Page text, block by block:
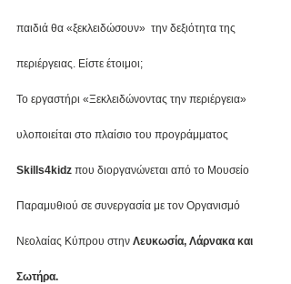
παιδιά θα «ξεκλειδώσουν»  την δεξιότητα της
περιέργειας. Είστε έτοιμοι;
Το εργαστήρι «Ξεκλειδώνοντας την περιέργεια»
υλοποιείται στο πλαίσιο του προγράμματος
Skills4kidz που διοργανώνεται από το Μουσείο
Παραμυθιού σε συνεργασία με τον Οργανισμό
Νεολαίας Κύπρου στην Λευκωσία, Λάρνακα και
Σωτήρα.